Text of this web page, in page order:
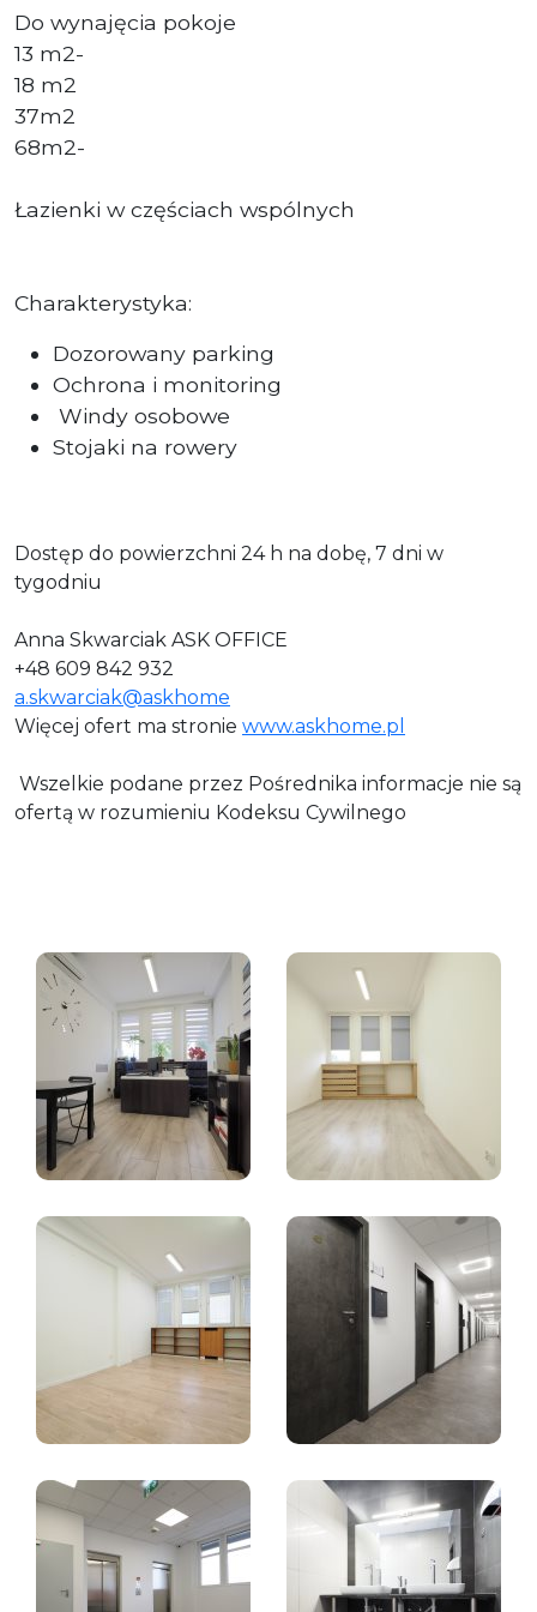
Do wynajęcia pokoje
13 m2-
18 m2
37m2
68m2-
Łazienki w częściach wspólnych
Charakterystyka:
Dozorowany parking
Ochrona i monitoring
Windy osobowe
Stojaki na rowery
Dostęp do powierzchni 24 h na dobę, 7 dni w
tygodniu
Anna Skwarciak ASK OFFICE
+48 609 842 932
a.skwarciak@askhome
Więcej ofert ma stronie www.askhome.pl
Wszelkie podane przez Pośrednika informacje nie są
ofertą w rozumieniu Kodeksu Cywilnego